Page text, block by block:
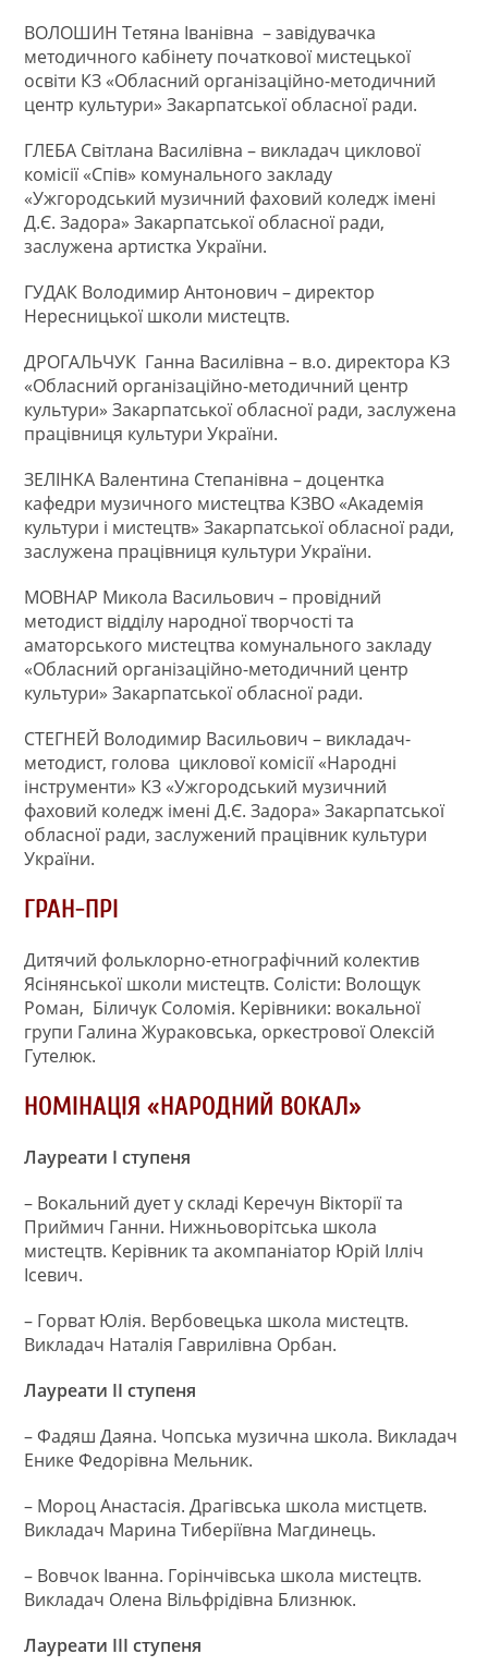
ВОЛОШИН Тетяна Іванівна – завідувачка
методичного кабінету початкової мистецької
освіти КЗ «Обласний організаційно-методичний
центр культури» Закарпатської обласної ради.
ГЛЕБА Світлана Василівна – викладач циклової
комісії «Спів» комунального закладу
«Ужгородський музичний фаховий коледж імені
Д.Є. Задора» Закарпатської обласної ради,
заслужена артистка України.
ГУДАК Володимир Антонович – директор
Нересницької школи мистецтв.
ДРОГАЛЬЧУК Ганна Василівна – в.о. директора КЗ
«Обласний організаційно-методичний центр
культури» Закарпатської обласної ради, заслужена
працівниця культури України.
ЗЕЛІНКА Валентина Степанівна – доцентка
кафедри музичного мистецтва КЗВО «Академія
культури і мистецтв» Закарпатської обласної ради,
заслужена працівниця культури України.
МОВНАР Микола Васильович – провідний
методист відділу народної творчості та
аматорського мистецтва комунального закладу
«Обласний організаційно-методичний центр
культури» Закарпатської обласної ради.
СТЕГНЕЙ Володимир Васильович – викладач-
методист, голова циклової комісії «Народні
інструменти» КЗ «Ужгородський музичний
фаховий коледж імені Д.Є. Задора» Закарпатської
обласної ради, заслужений працівник культури
України.
ГРАН-ПРІ
Дитячий фольклорно-етнографічний колектив
Ясінянської школи мистецтв. Солісти: Волощук
Роман, Біличук Соломія. Керівники: вокальної
групи Галина Жураковська, оркестрової Олексій
Гутелюк.
НОМІНАЦІЯ «НАРОДНИЙ ВОКАЛ»
Лауреати І ступеня
– Вокальний дует у складі Керечун Вікторії та
Приймич Ганни. Нижньоворітська школа
мистецтв. Керівник та акомпаніатор Юрій Ілліч
Ісевич.
– Горват Юлія. Вербовецька школа мистецтв.
Викладач Наталія Гаврилівна Орбан.
Лауреати ІІ ступеня
– Фадяш Даяна. Чопська музична школа. Викладач
Енике Федорівна Мельник.
– Мороц Анастасія. Драгівська школа мистцетв.
Викладач Марина Тиберіївна Магдинець.
– Вовчок Іванна. Горінчівська школа мистецтв.
Викладач Олена Вільфрідівна Близнюк.
Лауреати ІІІ ступеня